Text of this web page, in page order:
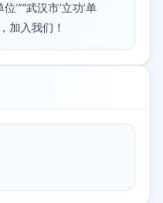
’”“武汉市‘立功’单
加入我们！